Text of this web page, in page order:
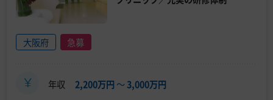
大阪府 急募
年収 2,200万円 〜3,000万円